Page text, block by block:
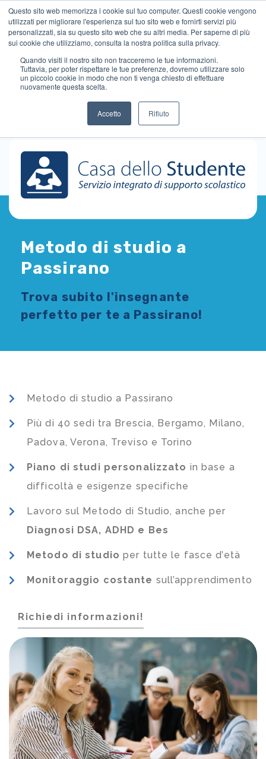
Questo sito web memorizza i cookie sul tuo computer. Questi cookie vengono
utilizzati per migliorare l'esperienza sul tuo sito web e fornirti servizi più
personalizzati, sia su questo sito web che su altri media. Per saperne di più
sui cookie che utilizziamo, consulta la nostra politica sulla privacy.
Quando visiti il ​​nostro sito non tracceremo le tue informazioni.
Tuttavia, per poter rispettare le tue preferenze, dovremo utilizzare solo
un piccolo cookie in modo che non ti venga chiesto di effettuare
nuovamente questa scelta.
Accetto Rifiuto
Metodo di studio a
Passirano
Trova subito l'insegnante
perfetto per te a Passirano!
Metodo di studio a Passirano
Più di 40 sedi tra Brescia, Bergamo, Milano,
Padova, Verona, Treviso e Torino
Piano di studi personalizzato in base a
difficoltà e esigenze specifiche
Lavoro sul Metodo di Studio, anche per
Diagnosi DSA, ADHD e Bes
Metodo di studio per tutte le fasce d’età
Monitoraggio costante sull’apprendimento
Richiedi informazioni!